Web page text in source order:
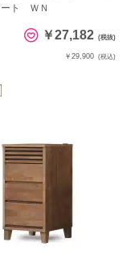
ート ＷＮ
￥27,182 (税抜)
￥29,900 (税込)